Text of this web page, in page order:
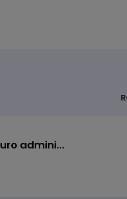
Pardavimų vadybininkas (-ė) / Biuro administratorius (-ė) (B2B)